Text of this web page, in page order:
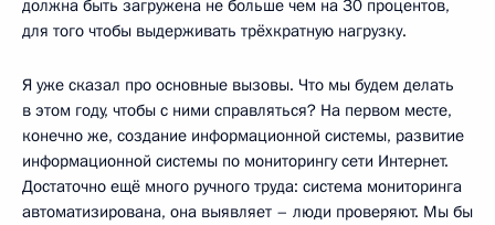
должна быть загружена не больше чем на 30 процентов,
для того чтобы выдерживать трёхкратную нагрузку.
Я уже сказал про основные вызовы. Что мы будем делать
в этом году, чтобы с ними справляться? На первом месте,
конечно же, создание информационной системы, развитие
информационной системы по мониторингу сети Интернет.
Достаточно ещё много ручного труда: система мониторинга
автоматизирована, она выявляет – люди проверяют. Мы бы